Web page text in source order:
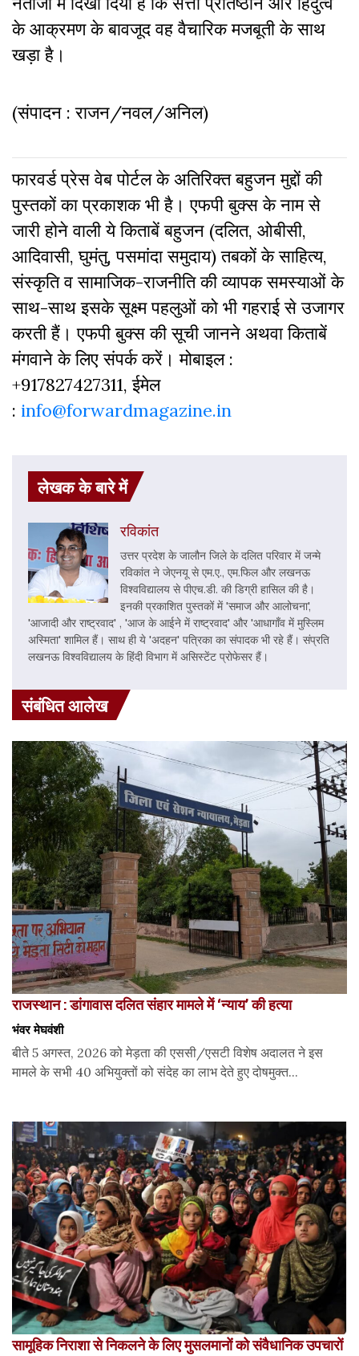
के आक्रमण के बावजूद वह वैचारिक मजबूती के साथ
खड़ा है।
(संपादन : राजन/नवल/अनिल)
फारवर्ड प्रेस वेब पोर्टल के अतिरिक्‍त बहुजन मुद्दों की
पुस्‍तकों का प्रकाशक भी है। एफपी बुक्‍स के नाम से
जारी होने वाली ये किताबें बहुजन (दलित, ओबीसी,
आदिवासी, घुमंतु, पसमांदा समुदाय) तबकों के साहित्‍य,
संस्‍क‍ृति व सामाजिक-राजनीति की व्‍यापक समस्‍याओं के
साथ-साथ इसके सूक्ष्म पहलुओं को भी गहराई से उजागर
करती हैं। एफपी बुक्‍स की सूची जानने अथवा किताबें
मंगवाने के लिए संपर्क करें। मोबाइल :
+917827427311, ईमेल
: info@forwardmagazine.in
लेखक के बारे में
रविकांत
उत्तर प्रदेश के जालौन जिले के दलित परिवार में जन्मे
रविकांत ने जेएनयू से एम.ए., एम.फिल और लखनऊ
विश्वविद्यालय से पीएच.डी. की डिग्री हासिल की है।
इनकी प्रकाशित पुस्तकों में 'समाज और आलोचना',
'आजादी और राष्ट्रवाद' , 'आज के आईने में राष्ट्रवाद' और 'आधागाँव में मुस्लिम
अस्मिता' शामिल हैं। साथ ही ये 'अदहन' पत्रिका का संपादक भी रहे हैं। संप्रति
लखनऊ विश्वविद्यालय के हिंदी विभाग में असिस्टेंट प्रोफेसर हैं।
संबंधित आलेख
राजस्थान : डांगावास दलित संहार मामले में ‘न्याय’ की हत्या
भंवर मेघवंशी
बीते 5 अगस्त, 2026 को मेड़ता की एससी/एसटी विशेष अदालत ने इस
मामले के सभी 40 अभियुक्तों को संदेह का लाभ देते हुए दोषमुक्त...
सामूहिक निराशा से निकलने के लिए मुसलमानों को संवैधानिक उपचारों